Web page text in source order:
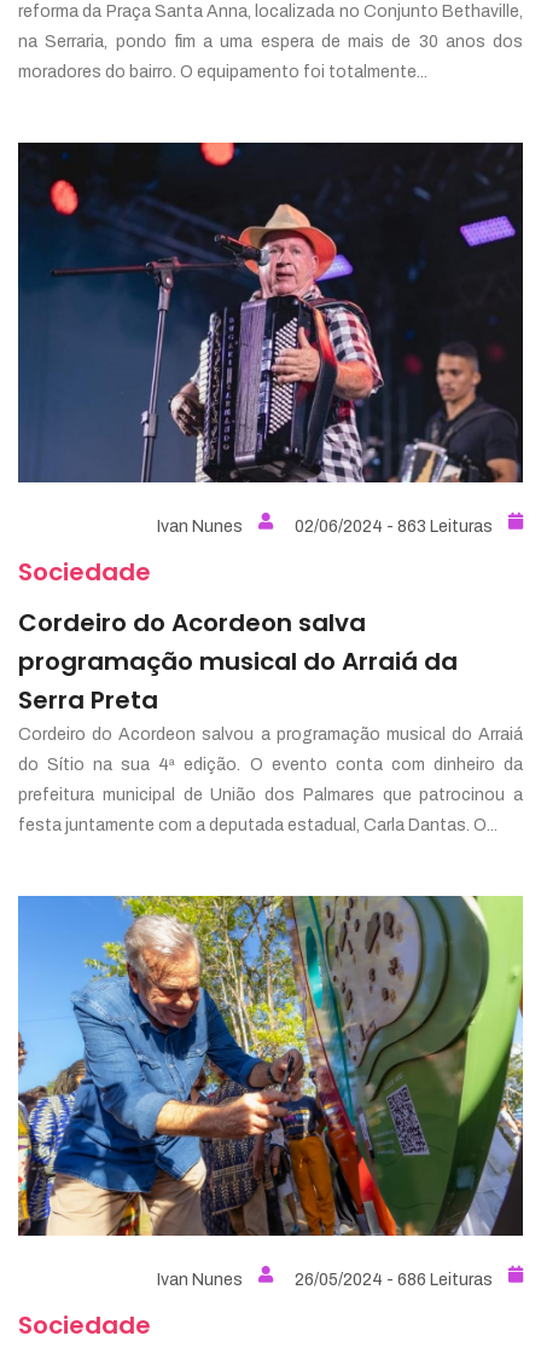
reforma da Praça Santa Anna, localizada no Conjunto Bethaville,
na Serraria, pondo fim a uma espera de mais de 30 anos dos
moradores do bairro. O equipamento foi totalmente...
Ivan Nunes 02/06/2024 - 863 Leituras
Sociedade
Cordeiro do Acordeon salva
programação musical do Arraiá da
Serra Preta
Cordeiro do Acordeon salvou a programação musical do Arraiá
do Sítio na sua 4ª edição. O evento conta com dinheiro da
prefeitura municipal de União dos Palmares que patrocinou a
festa juntamente com a deputada estadual, Carla Dantas. O...
Ivan Nunes 26/05/2024 - 686 Leituras
Sociedade